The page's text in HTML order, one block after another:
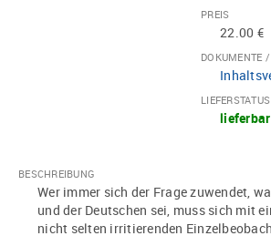
PREIS
22.00 €
DOKUMENTE
LIEFERSTATUS
lieferbar
BESCHREIBUNG
Wer immer sich der Frage zuwendet,
und der Deutschen sei, muss sich mit
nicht selten irritierenden